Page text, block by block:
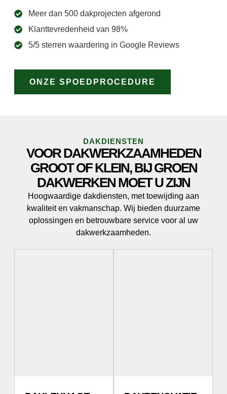
Meer dan 500 dakprojecten afgerond
Klanttevredenheid van 98%
5/5 sterren waardering in Google Reviews
ONZE SPOEDPROCEDURE
DAKDIENSTEN
VOOR DAKWERKZAAMHEDEN
GROOT OF KLEIN, BIJ GROEN
DAKWERKEN MOET U ZIJN
Hoogwaardige dakdiensten, met toewijding aan
kwaliteit en vakmanschap. Wij bieden duurzame
oplossingen en betrouwbare service voor al uw
dakwerkzaamheden.